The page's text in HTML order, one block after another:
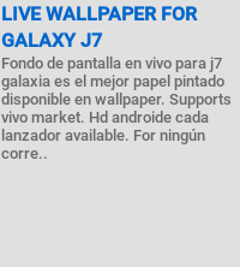
LIVE WALLPAPER FOR
GALAXY J7
Fondo de pantalla en vivo para j7
galaxia es el mejor papel pintado
disponible en wallpaper. Supports
vivo market. Hd androide cada
lanzador available. For ningún
corre..